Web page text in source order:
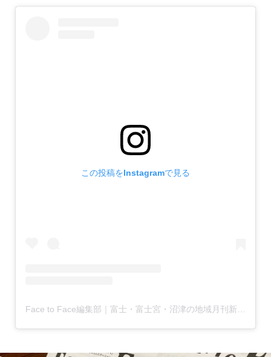
この投稿をInstagramで見る
Face to Face編集部｜富士・富士宮・沼津の地域月刊新聞(@facetoface.contextually)がシェアした投稿